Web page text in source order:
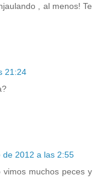
, al menos! Te
21:24
de 2012 a las 2:55
vimos muchos peces y